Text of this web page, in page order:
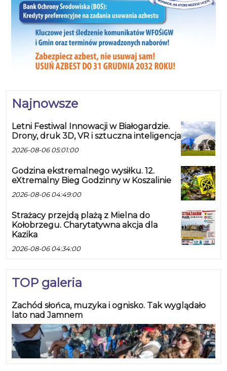
Najnowsze
Letni Festiwal Innowacji w Białogardzie.
Drony, druk 3D, VR i sztuczna inteligencja
2026-08-06 05:01:00
Godzina ekstremalnego wysiłku. 12.
eXtremalny Bieg Godzinny w Koszalinie
2026-08-06 04:49:00
Strażacy przejdą plażą z Mielna do
Kołobrzegu. Charytatywna akcja dla
Kazika
2026-08-06 04:34:00
TOP galeria
Zachód słońca, muzyka i ognisko. Tak wyglądało
lato nad Jamnem